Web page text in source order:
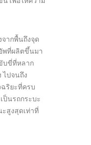
ากพื้นถึงจุด
พที่ผลิตขึ้นมา
บขี่ที่หลาก
ไปจนถึง
ริยะที่ครบ
ป็นรถกระบะ
ะสูงสุดเท่าที่